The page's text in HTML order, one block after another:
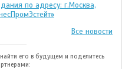
по адресу: г.Москва,
Все новости
его в будущем и поделитесь